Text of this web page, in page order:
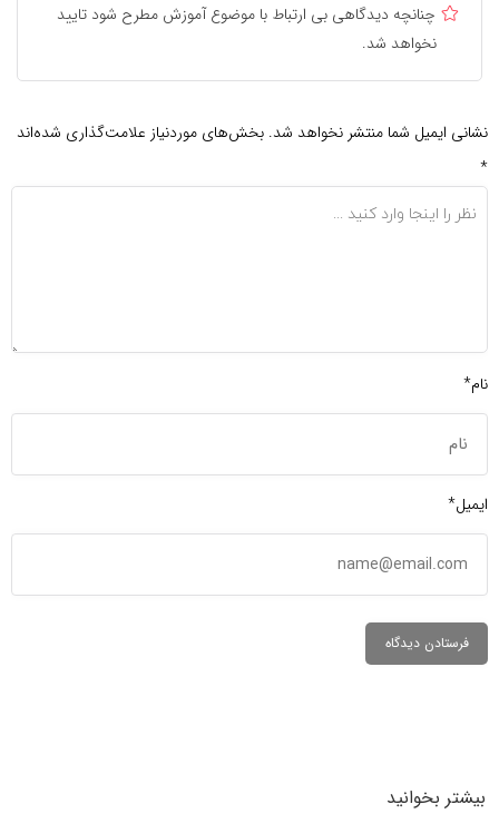
چنانچه دیدگاهی بی ارتباط با موضوع آموزش مطرح شود تایید
نخواهد شد.
نشانی ایمیل شما منتشر نخواهد شد. بخش‌های موردنیاز علامت‌گذاری شده‌اند
*
نام*
ایمیل*
بیشتر بخوانید